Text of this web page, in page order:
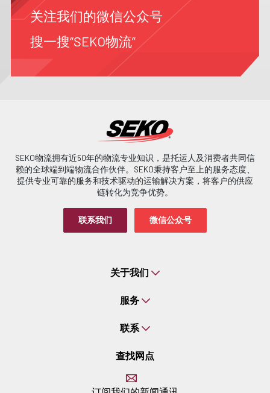
关注我们的微信公众号
搜一搜“SEKO物流”
SEKO物流拥有近50年的物流专业知识，是托运人及消费者共同信
赖的全球端到端物流合作伙伴。SEKO秉持客户至上的服务态度、
提供专业可靠的服务和技术驱动的运输解决方案，将客户的供应
链转化为竞争优势。
联系我们 微信公众号
关于我们
服务
联系
查找网点